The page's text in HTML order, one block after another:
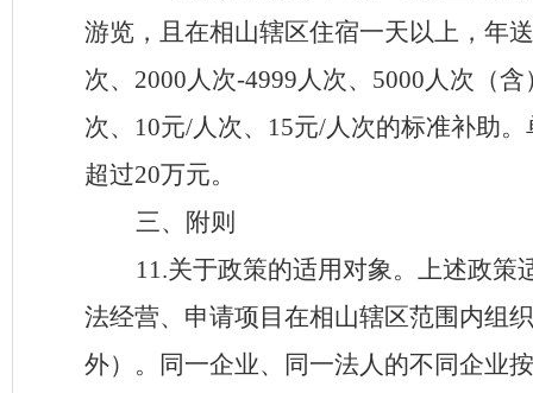
游览，且在相山辖区住宿一天以上，年
次、 2000人次-4999人次、 5000人次（
次、 10元/人次、 15元/人次的标准补助
超过20万元。
三、附则
11.关于政策的适用对象。上述政策
法经营、申请项目在相山辖区范围内组
外） 。同一企业、同一法人的不同企业按